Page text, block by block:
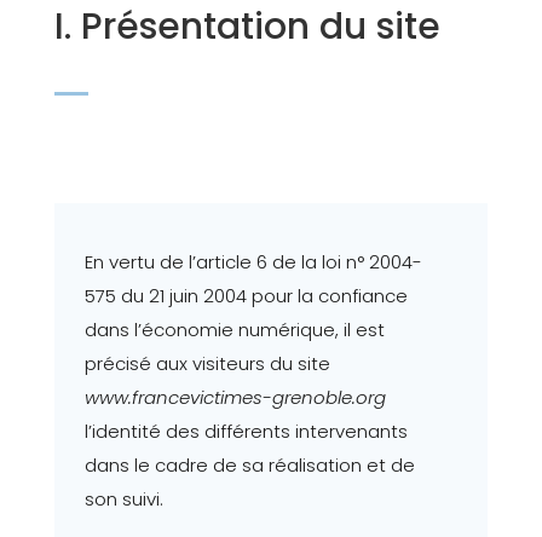
I. Présentation du site
En vertu de l’article 6 de la loi n° 2004-
575 du 21 juin 2004 pour la confiance
dans l’économie numérique, il est
précisé aux visiteurs du site
www.francevictimes-grenoble.org
l’identité des différents intervenants
dans le cadre de sa réalisation et de
son suivi.